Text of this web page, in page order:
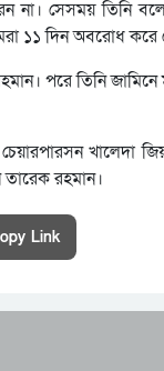
সেসময় তিনি
১১ দিন অবরোধ করে
পরে তিনি
খালেদা
তারেক রহমান।
Link